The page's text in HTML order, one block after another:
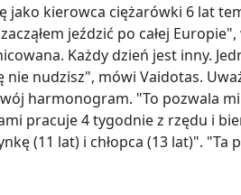
jako kierowca ciężarówki 6 lat
jeździć po całej
Każdy dzień jest inny.
nudzisz", mówi Vaidotas.
harmonogram. "To pozwala
pracuje 4 tygodnie z rzędu i
(11 lat) i chłopca (13 lat)".